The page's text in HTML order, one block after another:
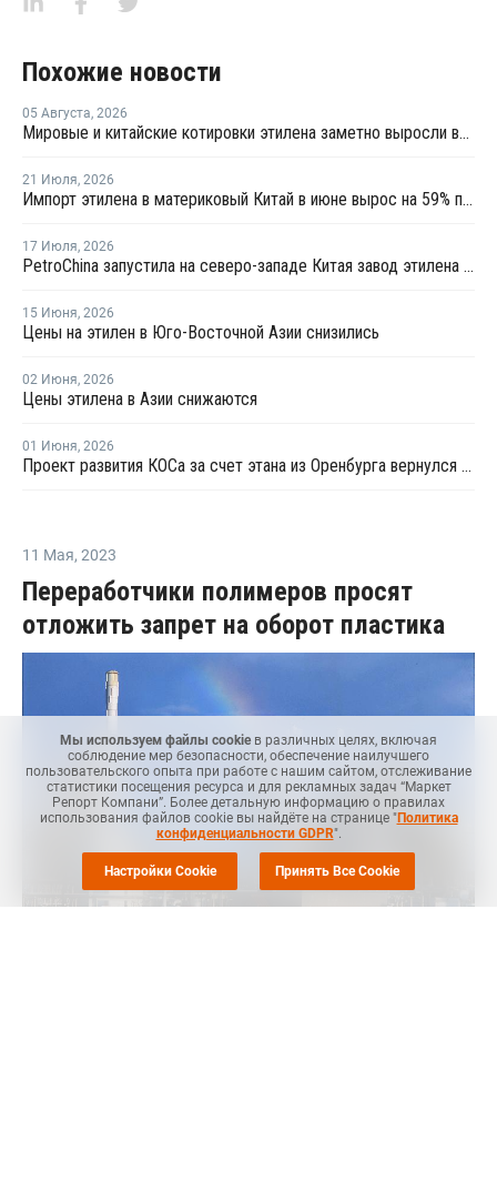
Похожие новости
05 Августа, 2026
Мировые и китайские котировки этилена заметно выросли во второй половине июля
21 Июля, 2026
Импорт этилена в материковый Китай в июне вырос на 59% по сравнению с предыдущим месяцем
17 Июля, 2026
PetroChina запустила на северо-западе Китая завод этилена мощностью 1,2 млн тонн
15 Июня, 2026
Цены на этилен в Юго-Восточной Азии снизились
02 Июня, 2026
Цены этилена в Азии снижаются
01 Июня, 2026
Проект развития КОСа за счет этана из Оренбурга вернулся в активную фазу
11 Мая, 2023
Переработчики полимеров просят
отложить запрет на оборот пластика
Мы используем файлы cookie в различных целях, включая
соблюдение мер безопасности, обеспечение наилучшего
пользовательского опыта при работе с нашим сайтом, отслеживание
статистики посещения ресурса и для рекламных задач “Маркет
Репорт Компани”. Более детальную информацию о правилах
использования файлов cookie вы найдёте на странице "Политика
конфиденциальности GDPR".
Настройки Cookie Принять Все Cookie